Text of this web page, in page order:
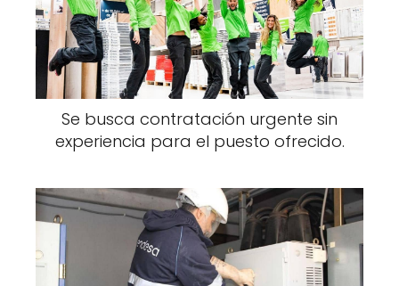
Se busca contratación urgente sin
experiencia para el puesto ofrecido.